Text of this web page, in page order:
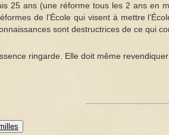
25 ans (une réforme tous les 2 ans en
de l’École qui visent à mettre
sont destructrices de ce qui
ringarde. Elle doit même